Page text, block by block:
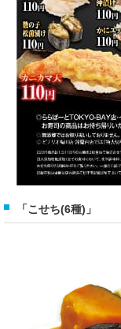
「こせち(6種)」